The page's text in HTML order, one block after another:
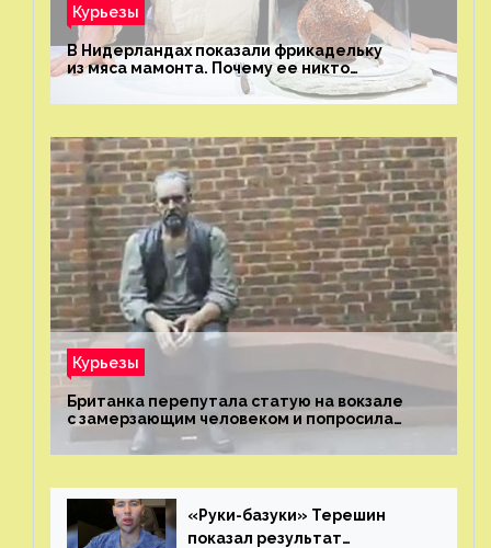
Курьезы
В Нидерландах показали фрикадельку
из мяса мамонта. Почему ее никто
Курьезы
Британка перепутала статую на вокзале
с замерзающим человеком и попросила
о помощи
«Руки-базуки» Терешин
показал результат